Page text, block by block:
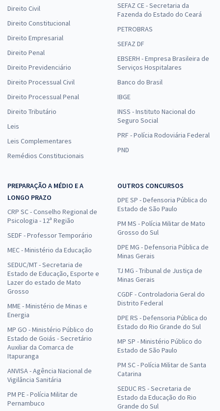
Direito Civil
Direito Constitucional
Direito Empresarial
Direito Penal
Direito Previdenciário
Direito Processual Civil
Direito Processual Penal
Direito Tributário
Leis
Leis Complementares
Remédios Constitucionais
SEFAZ CE - Secretaria da
Fazenda do Estado do Ceará
PETROBRAS
SEFAZ DF
EBSERH - Empresa Brasileira de
Serviços Hospitalares
Banco do Brasil
IBGE
INSS - Instituto Nacional do
Seguro Social
PRF - Polícia Rodoviária Federal
PND
PREPARAÇÃO A MÉDIO E A
LONGO PRAZO
CRP SC - Conselho Regional de
Psicologia - 12ª Região
SEDF - Professor Temporário
MEC - Ministério da Educação
SEDUC/MT - Secretaria de
Estado de Educação, Esporte e
Lazer do estado de Mato
Grosso
MME - Ministério de Minas e
Energia
MP GO - Ministério Público do
Estado de Goiás - Secretário
Auxiliar da Comarca de
Itapuranga
ANVISA - Agência Nacional de
Vigilância Sanitária
PM PE - Polícia Militar de
Pernambuco
OUTROS CONCURSOS
DPE SP - Defensoria Pública do
Estado de São Paulo
PM MS - Polícia Militar de Mato
Grosso do Sul
DPE MG - Defensoria Pública de
Minas Gerais
TJ MG - Tribunal de Justiça de
Minas Gerais
CGDF - Controladoria Geral do
Distrito Federal
DPE RS - Defensoria Pública do
Estado do Rio Grande do Sul
MP SP - Ministério Público do
Estado de São Paulo
PM SC - Polícia Militar de Santa
Catarina
SEDUC RS - Secretaria de
Estado da Educação do Rio
Grande do Sul